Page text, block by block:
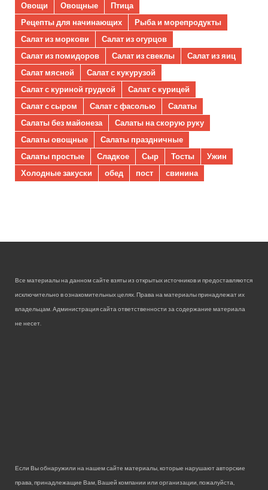
Овощи
Овощные
Птица
Рецепты для начинающих
Рыба и морепродукты
Салат из моркови
Салат из огурцов
Салат из помидоров
Салат из свеклы
Салат из яиц
Салат мясной
Салат с кукурузой
Салат с куриной грудкой
Салат с курицей
Салат с сыром
Салат с фасолью
Салаты
Салаты без майонеза
Салаты на скорую руку
Салаты овощные
Салаты праздничные
Салаты простые
Сладкое Сыр Тосты
Ужин
Холодные закуски
обед пост свинина
Все материалы на данном сайте взяты из открытых источников и предоставляются
исключительно в ознакомительных целях. Права на материалы принадлежат их
владельцам. Администрация сайта ответственности за содержание материала
не несет.
Если Вы обнаружили на нашем сайте материалы, которые нарушают авторские
права, принадлежащие Вам, Вашей компании или организации, пожалуйста,